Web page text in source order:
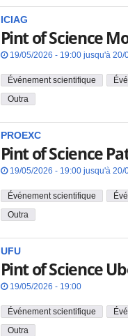
ICIAG
Pint of Science
19/05/2026 - 19:00 jusqu'à 20/
Événement scientifique
Outra
PROEXC
Pint of Science
19/05/2026 - 19:00 jusqu'à 20/
Événement scientifique
Outra
UFU
Pint of Science
19/05/2026 - 19:00
Événement scientifique
Outra